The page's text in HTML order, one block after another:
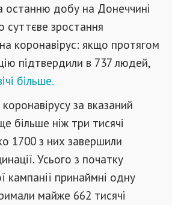
останню добу на Донеччині
суттєве зростання
коронавірус: якщо протягом
підтвердили в 737 людей,
більше.
за вказаний
більше ніж три тисячі
1700 з них завершили
Усього з початку
кампанії принаймні одну
майже 662 тисячі